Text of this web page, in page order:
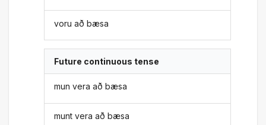
voru að bæsa
Future continuous tense
mun vera að bæsa
munt vera að bæsa